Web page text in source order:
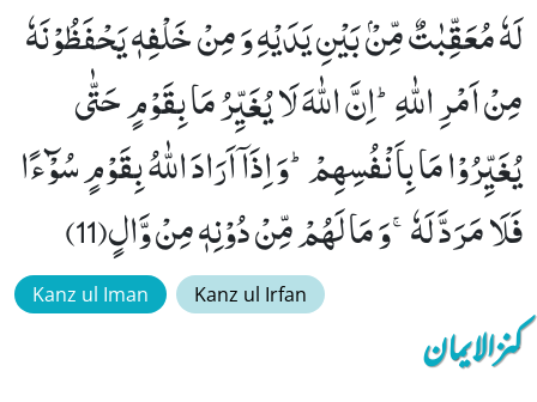
لَهٗ مُعَقِّبٰتٌ مِّنْۢ بَیْنِ یَدَیْهِ وَ مِنْ خَلْفِهٖ یَحْفَظُوْنَهٗ
مِنْ اَمْرِ اللّٰهِؕ-اِنَّ اللّٰهَ لَا یُغَیِّرُ مَا بِقَوْمٍ حَتّٰى
یُغَیِّرُوْا مَا بِاَنْفُسِهِمْؕ-وَ اِذَاۤ اَرَادَ اللّٰهُ بِقَوْمٍ سُوْٓءًا
فَلَا مَرَدَّ لَهٗۚ-وَ مَا لَهُمْ مِّنْ دُوْنِهٖ مِنْ وَّالٍ(11)
Kanz ul Iman Kanz ul Irfan
کنزالایمان